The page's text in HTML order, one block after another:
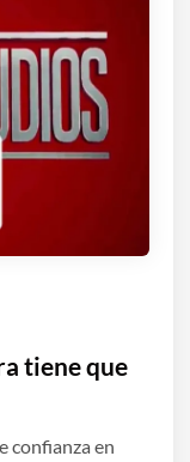
tiene que
confianza en